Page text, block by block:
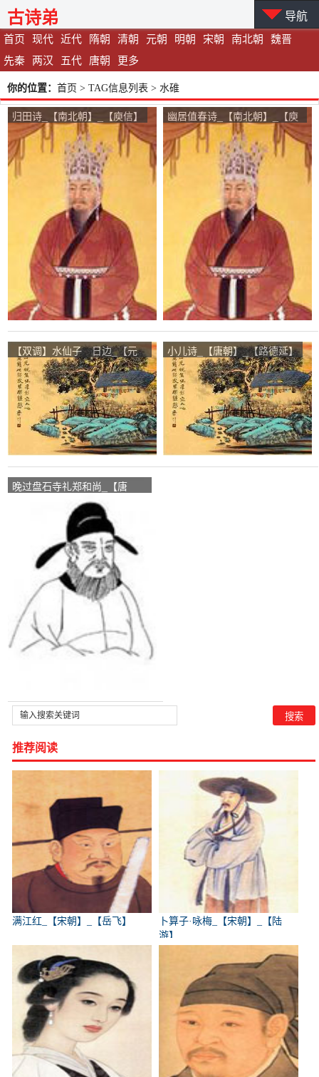
首页 现代 近代 隋朝 清朝 元朝 明朝 宋朝 南北朝
魏晋
先秦
两汉 五代 唐朝 更多
古诗弟 导航
你的位置： 首页 > TAG信息列表 > 水碓
归田诗_【南北朝】_【庾信】
幽居值春诗_【南北朝】_【庾
信】
【双调】水仙子 日边_【元
朝】_【孙周卿】
小儿诗_【唐朝】_【路德延】
晚过盘石寺礼郑和尚_【唐
朝】_【岑参】
推荐阅读
满江红_【宋朝】_【岳飞】
卜算子·咏梅_【宋朝】_【陆
游】